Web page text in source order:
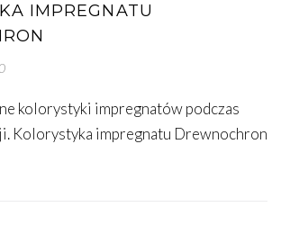
IMPREGNATU
kolorystyki impregnatów podczas
Kolorystyka impregnatu Drewnochron